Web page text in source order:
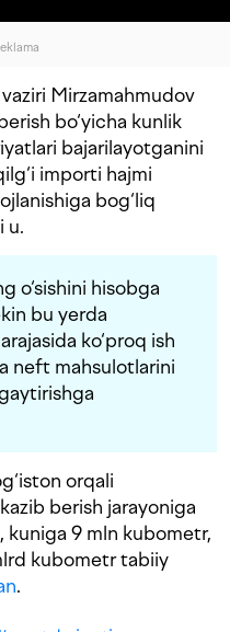
Mirzamahmudov
bo‘yicha kunlik
bajarilayotganini
importi hajmi
bog‘liq
u.
o‘sishini hisobga
bu yerda
ko‘proq ish
neft mahsulotlarini
orqali
berish jarayoniga
kuniga 9 mln kubometr,
kubometr tabiiy
.